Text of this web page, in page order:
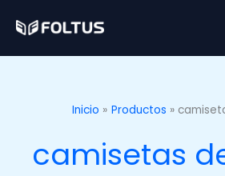
Inicio Productos
camisetas